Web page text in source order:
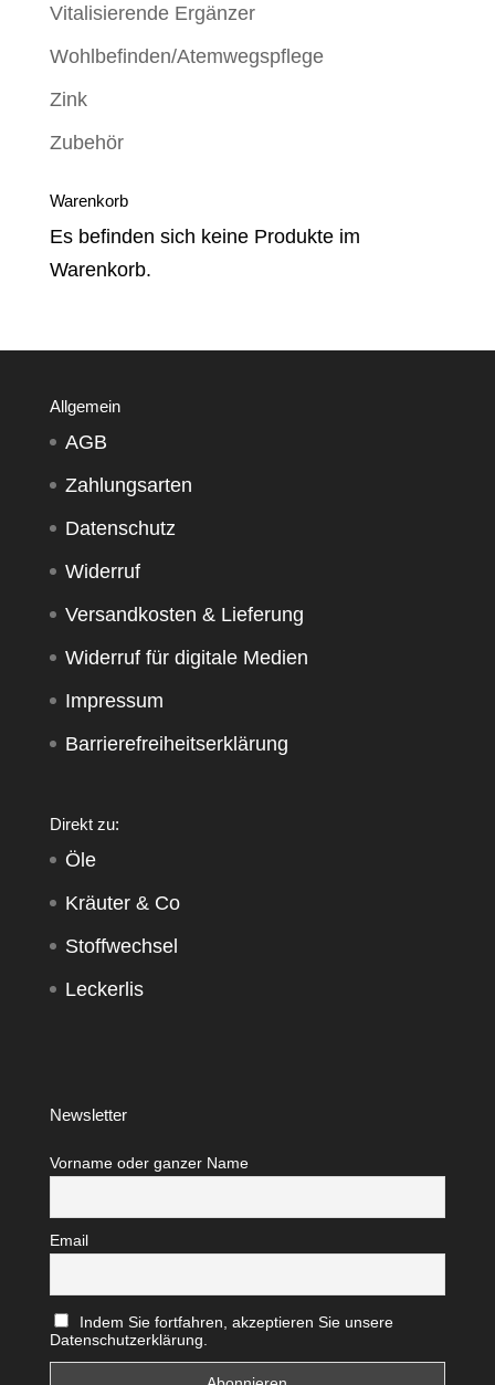
Vitalisierende Ergänzer
Wohlbefinden/Atemwegspflege
Zink
Zubehör
Warenkorb
Es befinden sich keine Produkte im
Warenkorb.
Allgemein
AGB
Zahlungsarten
Datenschutz
Widerruf
Versandkosten & Lieferung
Widerruf für digitale Medien
Impressum
Barrierefreiheitserklärung
Direkt zu:
Öle
Kräuter & Co
Stoffwechsel
Leckerlis
Newsletter
Vorname oder ganzer Name
Email
Indem Sie fortfahren, akzeptieren Sie unsere
Datenschutzerklärung.